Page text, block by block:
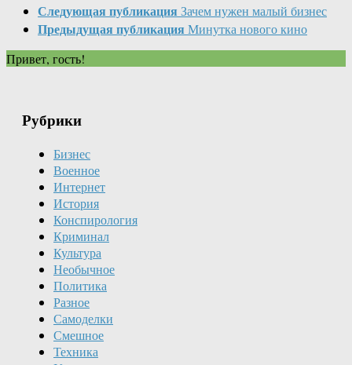
Следующая публикация Зачем нужен малый бизнес
Предыдущая публикация Минутка нового кино
Привет, гость!
Рубрики
Бизнес
Военное
Интернет
История
Конспирология
Криминал
Культура
Необычное
Политика
Разное
Самоделки
Смешное
Техника